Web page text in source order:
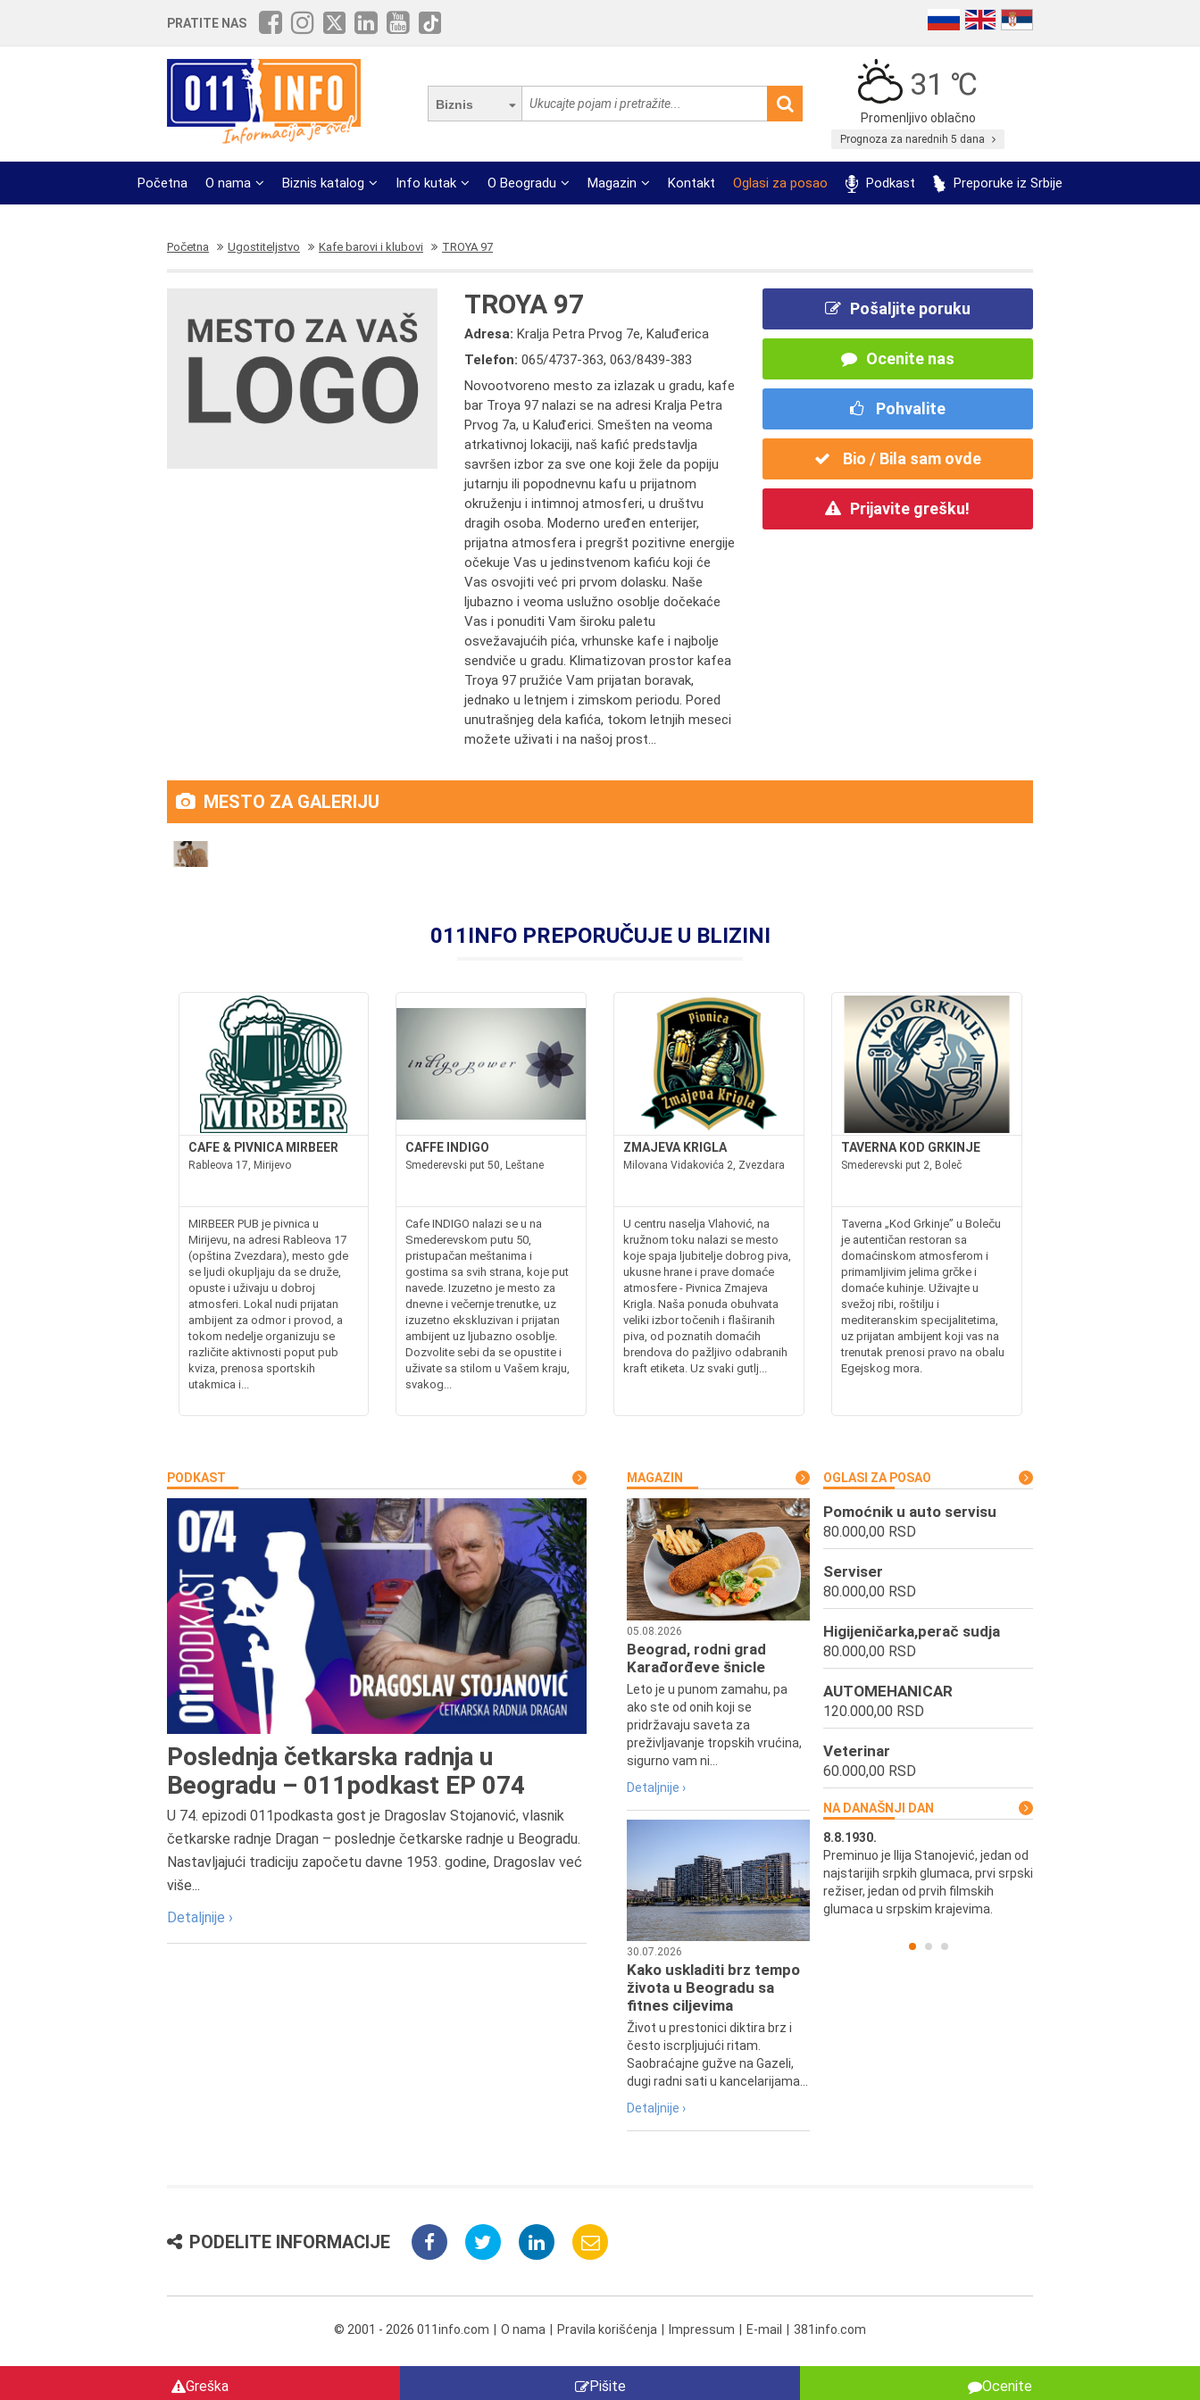
PRATITE NAS
Biznis
31 ℃
Promenljivo oblačno
Prognoza za narednih 5 dana
Početna O nama Biznis katalog Info kutak O Beogradu Magazin Kontakt Oglasi za posao Podkast Preporuke iz Srbije
Početna Ugostiteljstvo Kafe barovi i klubovi TROYA 97
TROYA 97
Adresa:Kralja Petra Prvog 7e, Kaluđerica
Telefon:065/4737-363,063/8439-383
Novootvoreno mesto za izlazak u gradu, kafe
bar Troya 97 nalazi se na adresi Kralja Petra
Prvog 7a, u Kaluđerici. Smešten na veoma
atrkativnoj lokaciji, naš kafić predstavlja
savršen izbor za sve one koji žele da popiju
jutarnju ili popodnevnu kafu u prijatnom
okruženju i intimnoj atmosferi, u društvu
dragih osoba. Moderno uređen enterijer,
prijatna atmosfera i pregršt pozitivne energije
očekuje Vas u jedinstvenom kafiću koji će
Vas osvojiti već pri prvom dolasku. Naše
ljubazno i veoma uslužno osoblje dočekaće
Vas i ponuditi Vam široku paletu
osvežavajućih pića, vrhunske kafe i najbolje
sendviče u gradu. Klimatizovan prostor kafea
Troya 97 pružiće Vam prijatan boravak,
jednako u letnjem i zimskom periodu. Pored
unutrašnjeg dela kafića, tokom letnjih meseci
možete uživati i na našoj prost...
Pošaljite poruku
Ocenite nas
Pohvalite
Bio / Bila sam ovde
Prijavite grešku!
MESTO ZA GALERIJU
011INFO PREPORUČUJE U BLIZINI
CAFE & PIVNICA MIRBEER
Rableova 17, Mirijevo
MIRBEER PUB je pivnica u
Mirijevu, na adresi Rableova 17
(opština Zvezdara), mesto gde
se ljudi okupljaju da se druže,
opuste i uživaju u dobroj
atmosferi. Lokal nudi prijatan
ambijent za odmor i provod, a
tokom nedelje organizuju se
različite aktivnosti poput pub
kviza, prenosa sportskih
utakmica i...
CAFFE INDIGO
Smederevski put 50, Leštane
Cafe INDIGO nalazi se u na
Smederevskom putu 50,
pristupačan meštanima i
gostima sa svih strana, koje put
navede. Izuzetno je mesto za
dnevne i večernje trenutke, uz
izuzetno ekskluzivan i prijatan
ambijent uz ljubazno osoblje.
Dozvolite sebi da se opustite i
uživate sa stilom u Vašem kraju,
svakog...
ZMAJEVA KRIGLA
Milovana Vidakovića 2, Zvezdara
U centru naselja Vlahović, na
kružnom toku nalazi se mesto
koje spaja ljubitelje dobrog piva,
ukusne hrane i prave domaće
atmosfere - Pivnica Zmajeva
Krigla. Naša ponuda obuhvata
veliki izbor točenih i flaširanih
piva, od poznatih domaćih
brendova do pažljivo odabranih
kraft etiketa. Uz svaki gutlj...
TAVERNA KOD GRKINJE
Smederevski put 2, Boleč
Taverna „Kod Grkinje” u Boleču
je autentičan restoran sa
domaćinskom atmosferom i
primamljivim jelima grčke i
domaće kuhinje. Uživajte u
svežoj ribi, roštilju i
mediteranskim specijalitetima,
uz prijatan ambijent koji vas na
trenutak prenosi pravo na obalu
Egejskog mora.
PODKAST
Poslednja četkarska radnja u
Beogradu – 011podkast EP 074
U 74. epizodi 011podkasta gost je Dragoslav Stojanović, vlasnik
četkarske radnje Dragan – poslednje četkarske radnje u Beogradu.
Nastavljajući tradiciju započetu davne 1953. godine, Dragoslav već
više...
Detaljnije ›
MAGAZIN
05.08.2026
Beograd, rodni grad
Karađorđeve šnicle
Leto je u punom zamahu, pa
ako ste od onih koji se
pridržavaju saveta za
preživljavanje tropskih vrućina,
sigurno vam ni...
Detaljnije ›
30.07.2026
Kako uskladiti brz tempo
života u Beogradu sa
fitnes ciljevima
Život u prestonici diktira brz i
često iscrpljujući ritam.
Saobraćajne gužve na Gazeli,
dugi radni sati u kancelarijama...
Detaljnije ›
OGLASI ZA POSAO
Pomoćnik u auto servisu
80.000,00 RSD
Serviser
80.000,00 RSD
Higijeničarka,perač sudja
80.000,00 RSD
AUTOMEHANICAR
120.000,00 RSD
Veterinar
60.000,00 RSD
NA DANAŠNJI DAN
Preminuo je Dejan Kosanović,
istoričar filma, filmski reditelj,
profesor i dekan Fakulteta dramskih
umetnosti u Beogradu.
8.8.1930.
Preminuo je Ilija Stanojević, jedan od
najstarijih srpkih glumaca, prvi srpski
režiser, jedan od prvih filmskih
glumaca u srpskim krajevima.
PODELITE INFORMACIJE
Greška Pišite Ocenite
© 2001 - 2026 011info.com O nama Pravila korišćenja Impressum E-mail 381info.com